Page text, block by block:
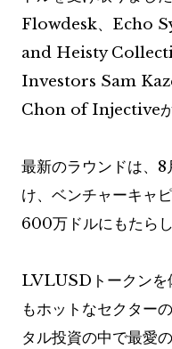
Flowdesk、Echo
and Heisty
Investors Sam
Chon of Injectiveが
最新のラウンドは、
け、ベンチャーキャ
600万ドルにもたらし
LVLUSDトークン
もホットなセクター
タル投資の中で最愛